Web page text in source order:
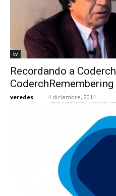
tv
Recordando a
CoderchRemembering
veredes - 4 diciembre, 2014